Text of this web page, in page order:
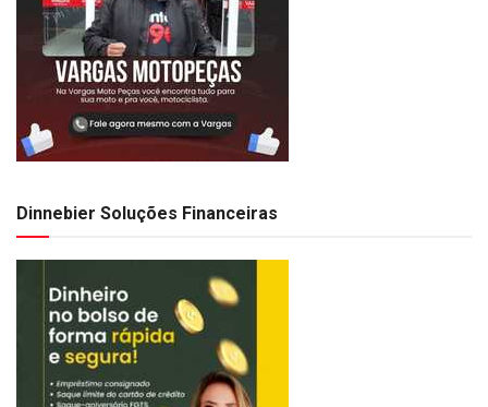
Dinnebier Soluções Financeiras